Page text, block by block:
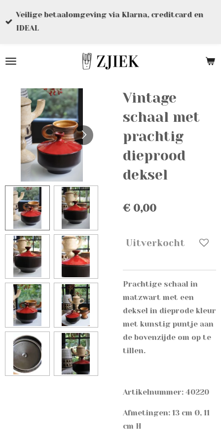
direct
hoofdinhoud
Veilige betaalomgeving via Klarna, creditcard en
IDEAL
Vintage
schaal met
prachtig
dieprood
deksel
€ 0,00
Uitverkocht
Prachtige schaal in
matzwart met een
deksel in dieprode kleur
met kunstig puntje aan
de bovenzijde om op te
tillen.
Artikelnummer: 40220
Afmetingen: 13 cm Ø, 11
cm H